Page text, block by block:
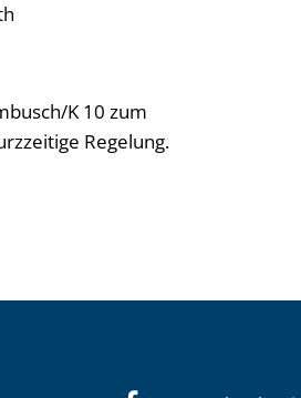
K 10 zum
Regelung.